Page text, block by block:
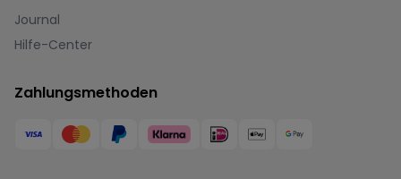
Journal
Hilfe-Center
Zahlungsmethoden